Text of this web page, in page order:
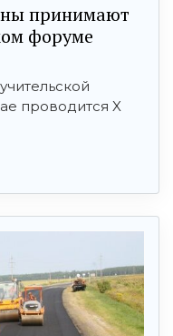
принимают
форуме
проводится X